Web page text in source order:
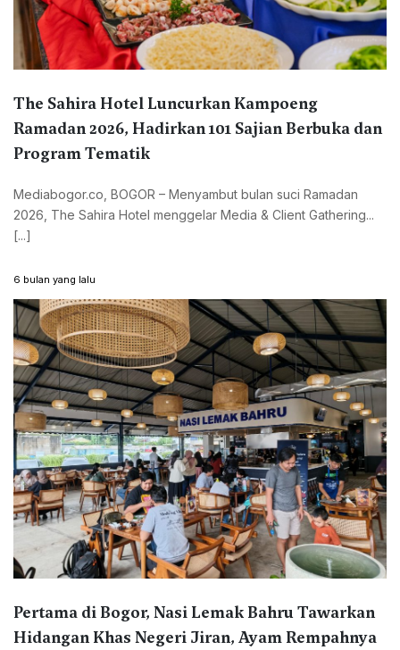
The Sahira Hotel Luncurkan Kampoeng
Ramadan 2026, Hadirkan 101 Sajian Berbuka dan
Program Tematik
Mediabogor.co, BOGOR – Menyambut bulan suci Ramadan
2026, The Sahira Hotel menggelar Media & Client Gathering...
[...]
6 bulan yang lalu
Pertama di Bogor, Nasi Lemak Bahru Tawarkan
Hidangan Khas Negeri Jiran, Ayam Rempahnya